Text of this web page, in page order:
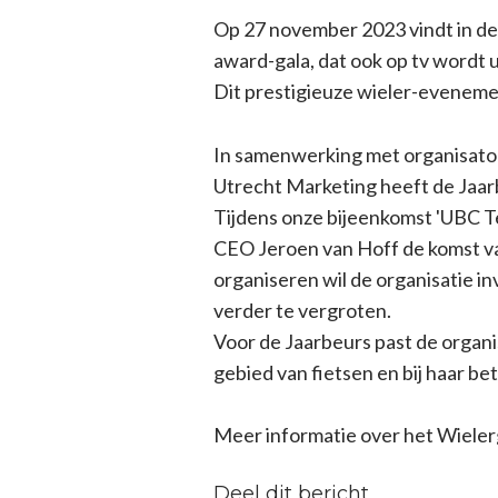
Op 27 november 2023 vindt in
award-gala, dat ook op tv wordt
Dit prestigieuze wieler-
In samenwerking met
Utrecht Marketing heeft de
Tijdens onze bijeenkomst 'UBC
CEO Jeroen van Hoff de komst
organiseren wil de organisatie
verder te vergroten.
Voor de Jaarbeurs past de
gebied van fietsen en bij haar
Meer informatie over het